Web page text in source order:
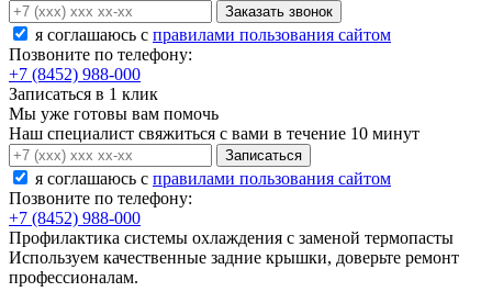
Заказать звонок
я соглашаюсь c правилами пользования сайтом
Позвоните по телефону:
+7 (8452) 988-000
Записаться в 1 клик
Мы уже готовы вам помочь
Наш специалист свяжиться с вами в течение 10 минут
Записаться
я соглашаюсь c правилами пользования сайтом
Позвоните по телефону:
+7 (8452) 988-000
Профилактика системы охлаждения с заменой термопасты
Используем качественные задние крышки, доверьте ремонт
профессионалам.